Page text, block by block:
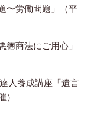
〜労働問題」（平
商法にご用心」
人養成講座「遺言